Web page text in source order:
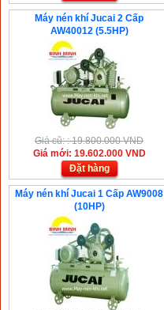
Máy nén khí Jucai 2 Cấp
AW40012 (5.5HP)
Giá cũ: : 19.800.000 VND
Giá mới: 19.602.000 VND
Đặt hàng
Máy nén khí Jucai 1 Cấp AW9008
(10HP)